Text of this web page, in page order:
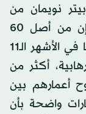
نويمان من
جامعة «كينغز كولدج» في لندن، فإن من أصل 6٠
متطرفاً إسلامياً اعتقلوا في غرب أوروبا في الأشهر الـ١١
أكثر من
أعمارهم بين
إشارات واضحة بأن